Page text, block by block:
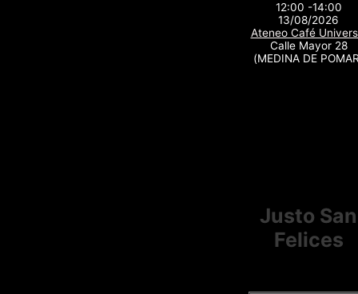
12:00 -14:00
13/08/2026
Ateneo Café
Calle Mayor 28
(MEDINA DE
Justo San
Felices